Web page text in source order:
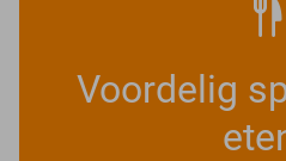
Voordelig